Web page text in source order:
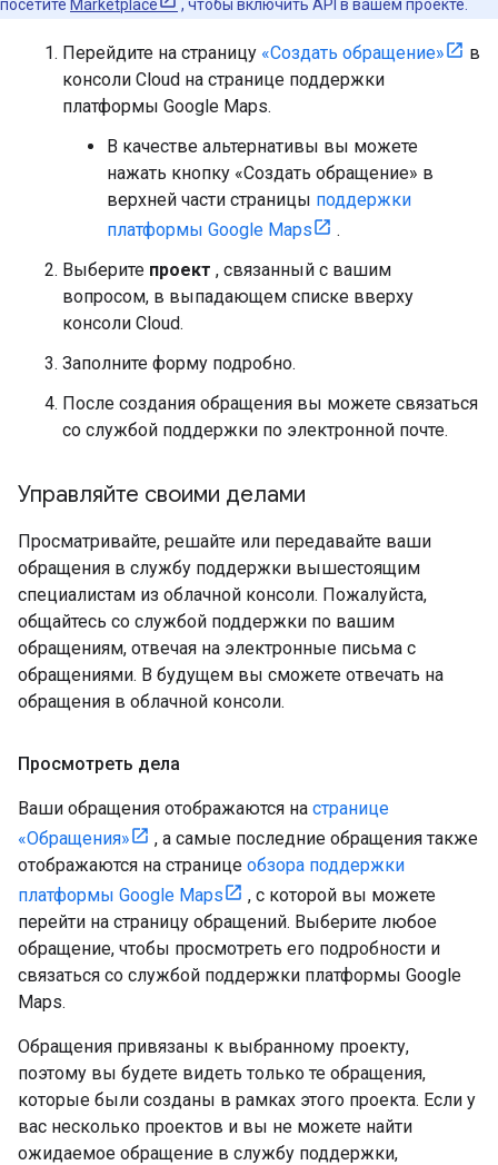
посетите Marketplace , чтобы включить API в вашем проекте.
Перейдите на страницу «Создать обращение»
в
консоли Cloud на странице поддержки
платформы Google Maps.
В качестве альтернативы вы можете
нажать кнопку «Создать обращение» в
верхней части страницы поддержки
платформы Google Maps
.
Выберите проект , связанный с вашим
вопросом, в выпадающем списке вверху
консоли Cloud.
Заполните форму подробно.
После создания обращения вы можете связаться
со службой поддержки по электронной почте.
Управляйте своими делами
Просматривайте, решайте или передавайте ваши
обращения в службу поддержки вышестоящим
специалистам из облачной консоли. Пожалуйста,
общайтесь со службой поддержки по вашим
обращениям, отвечая на электронные письма с
обращениями. В будущем вы сможете отвечать на
обращения в облачной консоли.
Просмотреть дела
Ваши обращения отображаются на странице
«Обращения»
, а самые последние обращения также
отображаются на странице обзора поддержки
платформы Google Maps
, с которой вы можете
перейти на страницу обращений. Выберите любое
обращение, чтобы просмотреть его подробности и
связаться со службой поддержки платформы Google
Maps.
Обращения привязаны к выбранному проекту,
поэтому вы будете видеть только те обращения,
которые были созданы в рамках этого проекта. Если у
вас несколько проектов и вы не можете найти
ожидаемое обращение в службу поддержки,